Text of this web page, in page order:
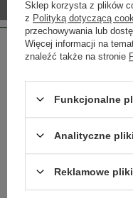
94,50 zł
Strona
Czy masz
TAK
Sklep korzysta z plików
z Polityką dotyczącą
przechowywania lub
Więcej informacji na
znaleźć także na stronie
Funkcjonalne
Analityczne
Reklamowe